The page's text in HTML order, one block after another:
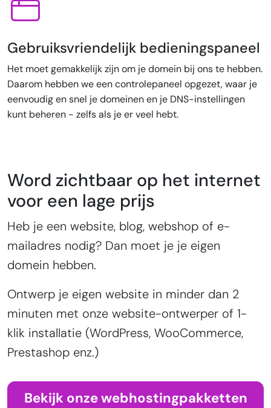
Gebruiksvriendelijk bedieningspaneel
Het moet gemakkelijk zijn om je domein bij ons te hebben.
Daarom hebben we een controlepaneel opgezet, waar je
eenvoudig en snel je domeinen en je DNS-instellingen
kunt beheren - zelfs als je er veel hebt.
Word zichtbaar op het internet
voor een lage prijs
Heb je een website, blog, webshop of e-
mailadres nodig? Dan moet je je eigen
domein hebben.
Ontwerp je eigen website in minder dan 2
minuten met onze website-ontwerper of 1-
klik installatie (WordPress, WooCommerce,
Prestashop enz.)
Bekijk onze webhostingpakketten